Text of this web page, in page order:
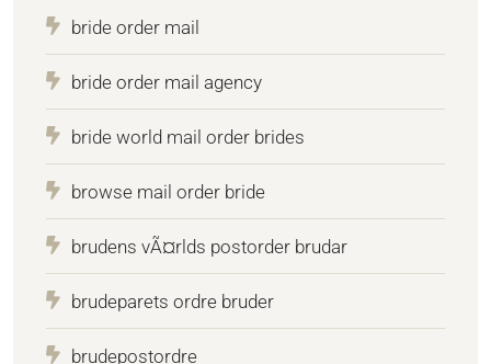
bride order mail
bride order mail agency
bride world mail order brides
browse mail order bride
brudens vÃ¤rlds postorder brudar
brudeparets ordre bruder
brudepostordre